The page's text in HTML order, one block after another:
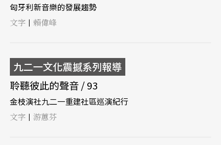
匈牙利新音樂的發展趨勢
文字 | 賴偉峰
九二一文化震撼系列報導
聆聽彼此的聲音 / 93
金枝演社九二一重建社區巡演紀行
文字 | 游蕙芬